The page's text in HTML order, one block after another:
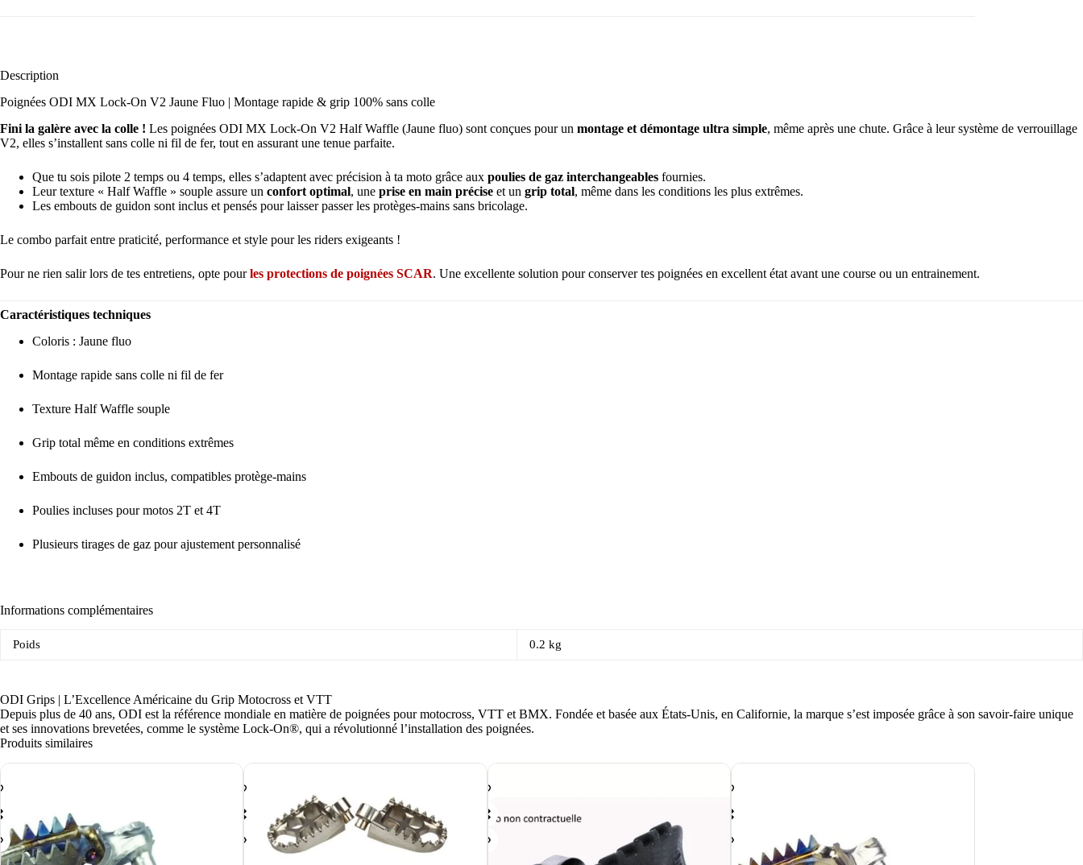
Description
Poignées ODI MX Lock-On V2 Jaune Fluo | Montage rapide & grip 100% sans colle
Fini la galère avec la colle ! Les poignées ODI MX Lock-On V2 Half Waffle (Jaune fluo) sont conçues pour un montage et démontage ultra simple, même après une chute. Grâce à leur système de verrouillage
V2, elles s’installent sans colle ni fil de fer, tout en assurant une tenue parfaite.
Que tu sois pilote 2 temps ou 4 temps, elles s’adaptent avec précision à ta moto grâce aux poulies de gaz interchangeables fournies.
Leur texture « Half Waffle » souple assure un confort optimal, une prise en main précise et un grip total, même dans les conditions les plus extrêmes.
Les embouts de guidon sont inclus et pensés pour laisser passer les protèges-mains sans bricolage.
Le combo parfait entre praticité, performance et style pour les riders exigeants !
Pour ne rien salir lors de tes entretiens, opte pourles protections de poignées SCAR. Une excellente solution pour conserver tes poignées en excellent état avant une course ou un entrainement.
Caractéristiques techniques
Coloris : Jaune fluo
Montage rapide sans colle ni fil de fer
Texture Half Waffle souple
Grip total même en conditions extrêmes
Embouts de guidon inclus, compatibles protège-mains
Poulies incluses pour motos 2T et 4T
Plusieurs tirages de gaz pour ajustement personnalisé
Informations complémentaires
Poids 0.2 kg
ODI Grips | L’Excellence Américaine du Grip Motocross et VTT
Depuis plus de 40 ans, ODI est la référence mondiale en matière de poignées pour motocross, VTT et BMX. Fondée et basée aux États-Unis, en Californie, la marque s’est imposée grâce à son savoir-faire unique
et ses innovations brevetées, comme le système Lock-On®, qui a révolutionné l’installation des poignées.
Produits similaires